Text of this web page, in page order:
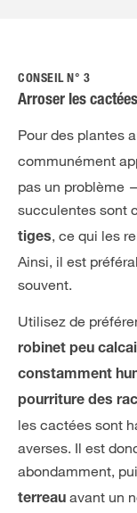
CONSEIL N° 3
Arroser les cactées
Pour des plantes
communément
pas un problème
succulentes sont
tiges, ce qui les
Ainsi, il est
souvent.
Utilisez de
robinet peu
constamment
pourriture des
les cactées sont
averses. Il est
abondamment,
terreau avant un